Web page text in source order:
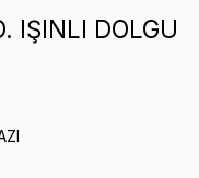
IŞINLI DOLGU